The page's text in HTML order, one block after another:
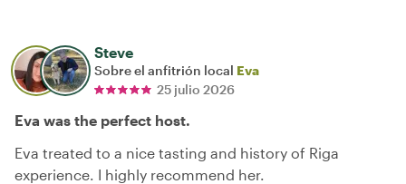
Steve
Sobre el anfitrión local Eva
25 julio 2026
Eva was the perfect host.
Eva treated to a nice tasting and history of Riga
experience. I highly recommend her.